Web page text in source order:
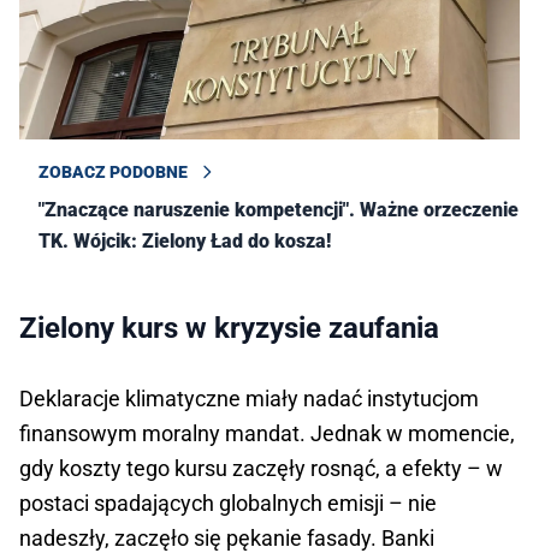
ZOBACZ PODOBNE
"Znaczące naruszenie kompetencji". Ważne orzeczenie
TK. Wójcik: Zielony Ład do kosza!
Zielony kurs w kryzysie zaufania
Deklaracje klimatyczne miały nadać instytucjom
finansowym moralny mandat. Jednak w momencie,
gdy koszty tego kursu zaczęły rosnąć, a efekty – w
postaci spadających globalnych emisji – nie
nadeszły, zaczęło się pękanie fasady. Banki